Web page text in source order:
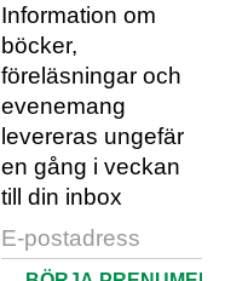
Information om
böcker,
föreläsningar och
evenemang
levereras ungefär
en gång i veckan
till din inbox